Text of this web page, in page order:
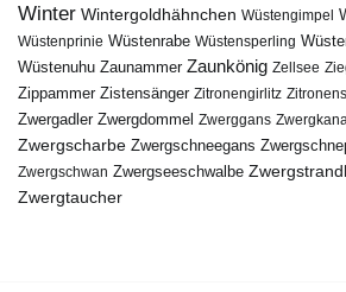
Winter Wintergoldhähnchen Wüstengimpel
Wüstenprinie Wüstenrabe Wüstensperling
Wüstenuhu Zaunammer Zaunkönig Zellsee
Zippammer Zistensänger Zitronengirlitz
Zwergadler Zwergdommel Zwerggans
Zwergscharbe Zwergschneegans
Zwergschwan Zwergseeschwalbe
Zwergtaucher